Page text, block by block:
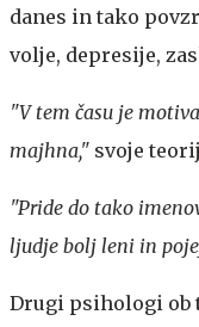
danes in tako
volje, depresije,
"V tem času je
majhna," svoje
"Pride do tako
ljudje bolj leni in
Drugi psihologi ob